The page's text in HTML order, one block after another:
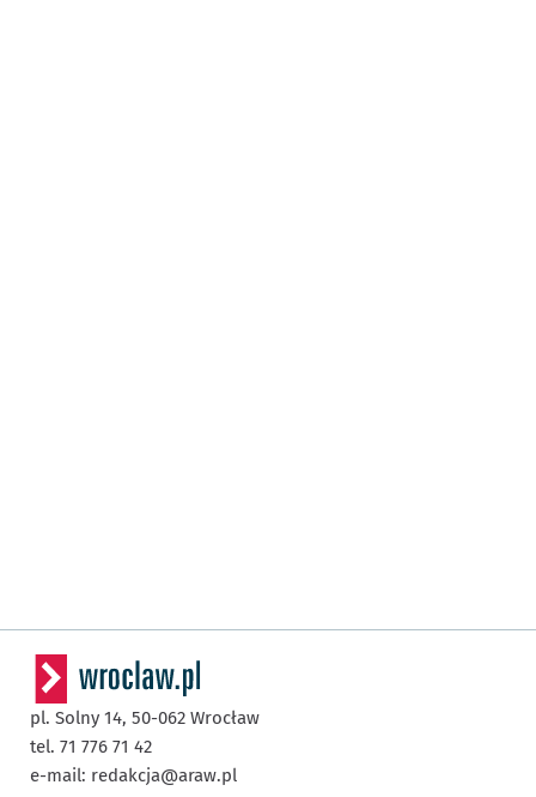
pl. Solny 14, 50-062 Wrocław
tel. 71 776 71 42
e-mail: redakcja@araw.pl